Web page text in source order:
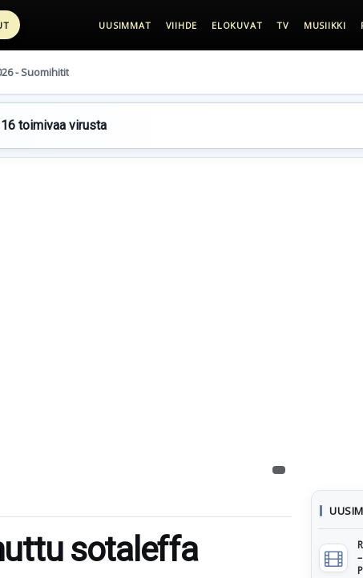
UUSIMMAT VIIHDE ELOKUVAT TV MUSIIKKI
- Suomihitit
toimivaa virusta
sotaleffa